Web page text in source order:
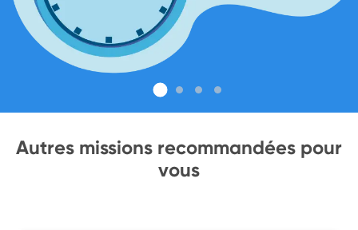
Autres missions recommandées pour
vous